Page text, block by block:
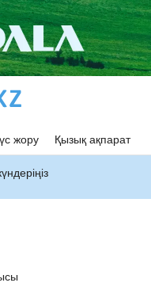
жору Қызық ақпарат